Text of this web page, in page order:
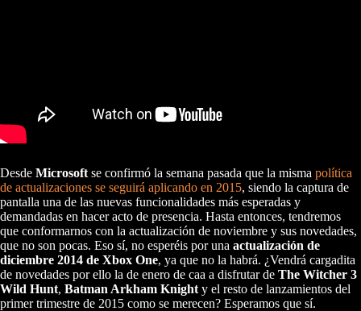
Desde Microsoft se confirmó la semana pasada que la misma política
de actualizaciones se seguirá aplicando en 2015, siendo la captura de
pantalla una de las nuevas funcionalidades más esperadas y
demandadas en hacer acto de presencia. Hasta entonces, tendremos
que conformarnos con la actualización de noviembre y sus novedades,
que no son pocas. Eso sí, no esperéis por una actualización de
diciembre 2014 de Xbox One, ya que no la habrá. ¿Vendrá cargadita
de novedades por ello la de enero de caa a disfrutar de The Witcher 3
Wild Hunt, Batman Arkham Knight y el resto de lanzamientos del
primer trimestre de 2015 como se merecen? Esperamos que sí.